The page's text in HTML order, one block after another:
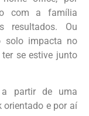
com a família
resultados. Ou
solo impacta no
se estive junto
a partir de uma
orientado e por aí